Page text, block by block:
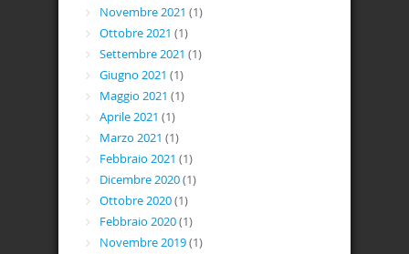
Novembre 2021 (1)
Ottobre 2021 (1)
Settembre 2021 (1)
Giugno 2021 (1)
Maggio 2021 (1)
Aprile 2021 (1)
Marzo 2021 (1)
Febbraio 2021 (1)
Dicembre 2020(1)
Ottobre 2020(1)
Febbraio 2020(1)
Novembre 2019(1)